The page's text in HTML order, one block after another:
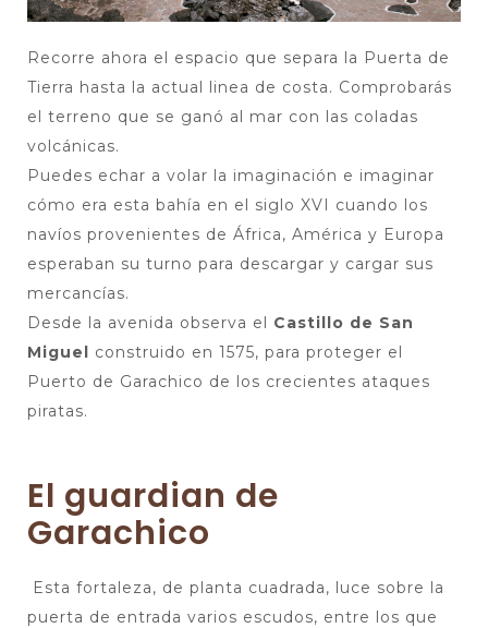
Recorre ahora el espacio que separa la Puerta de
Tierra hasta la actual linea de costa. Comprobarás
el terreno que se ganó al mar con las coladas
volcánicas.
Puedes echar a volar la imaginación e imaginar
cómo era esta bahía en el siglo XVI cuando los
navíos provenientes de África, América y Europa
esperaban su turno para descargar y cargar sus
mercancías.
Desde la avenida observa el Castillo de San
Miguel construido en 1575, para proteger el
Puerto de Garachico de los crecientes ataques
piratas.
El guardian de
Garachico
Esta fortaleza, de planta cuadrada, luce sobre la
puerta de entrada varios escudos, entre los que